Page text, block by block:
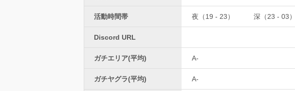
活動時間帯 夜（19 - 23） 深（23 - 03）
Discord URL
ガチエリア(平均) A-
ガチヤグラ(平均) A-